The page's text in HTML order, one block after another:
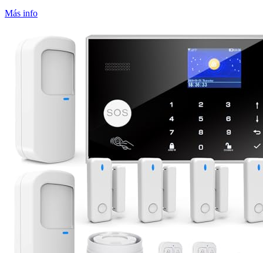
Más info